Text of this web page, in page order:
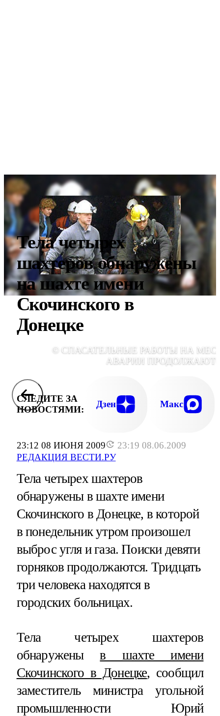
23:12 08 ИЮНЯ 2009
23:19 08.06.2009
РЕДАКЦИЯ ВЕСТИ.РУ
Тела четырех
шахтеров обнаружены
на шахте имени
Скочинского в
Донецке
© СПАСАТЕЛЬНЫЕ РАБОТЫ НА
АВАРИИ
СЛЕДИТЕ ЗА
НОВОСТЯМИ:
Дзен Макс
Тела четырех шахтеров
обнаружены в шахте имени
Скочинского в Донецке, в которой
в понедельник утром произошел
выброс угля и газа. Поиски девяти
горняков продолжаются. Тридцать
три человека находятся в
городских больницах.
Тела четырех шахтеров
обнаруженыв шахте имени
Скочинского в Донецке, сообщил
заместитель министра угольной
промышленности Юрий